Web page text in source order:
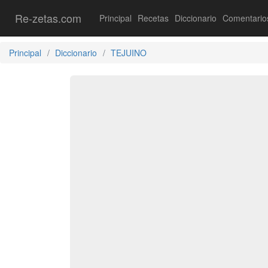
Re-zetas.com Principal Recetas Diccionario
Principal Diccionario TEJUINO